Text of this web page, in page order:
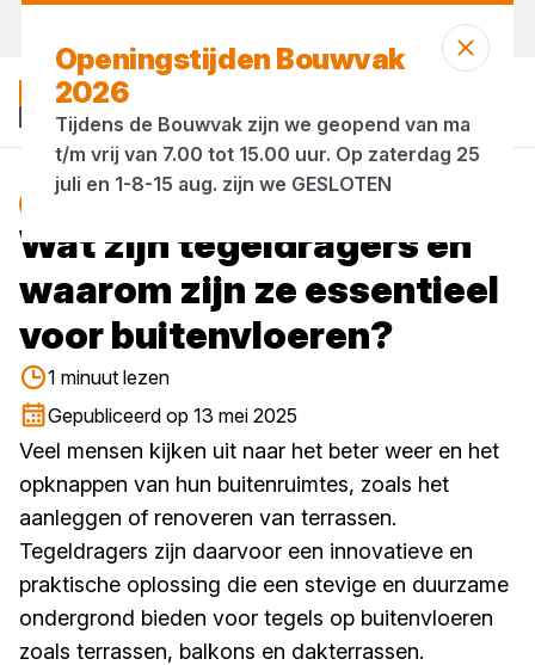
Wat zijn tegeldragers en
waarom zijn ze essentieel
voor buitenvloeren?
1 minuut lezen
Gepubliceerd op 13 mei 2025
Veel mensen kijken uit naar het beter weer en het
opknappen van hun buitenruimtes, zoals het
aanleggen of renoveren van terrassen.
Tegeldragers zijn daarvoor een innovatieve en
praktische oplossing die een stevige en duurzame
ondergrond bieden voor tegels op buitenvloeren
zoals terrassen, balkons en dakterrassen.
Openingstijden Bouwvak
2026
Tijdens de Bouwvak zijn we geopend van ma
t/m vrij van 7.00 tot 15.00 uur. Op zaterdag 25
juli en 1-8-15 aug. zijn we GESLOTEN